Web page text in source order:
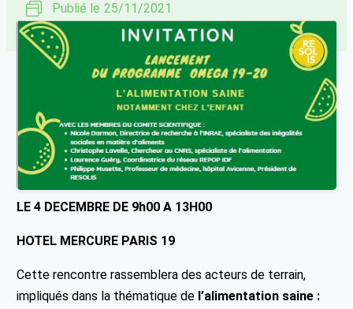
Publié le 25/11/2021
LE 4 DECEMBRE DE 9h00 A 13H00
HOTEL MERCURE PARIS 19
Cette rencontre rassemblera des acteurs de terrain,
impliqués dans la thématique de l’alimentation saine :